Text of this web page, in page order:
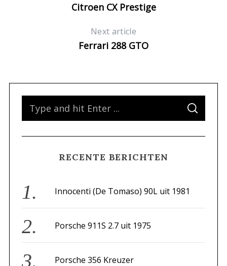
Citroen CX Prestige
Next article
Ferrari 288 GTO
f
o
:
S
A
C
RECENTE BERICHTEN
Innocenti (De Tomaso) 90L uit 1981
Porsche 911S 2.7 uit 1975
Porsche 356 Kreuzer